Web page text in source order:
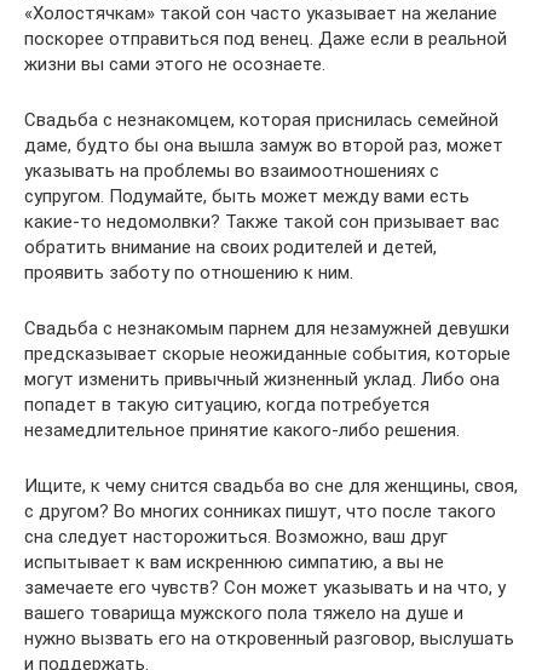
«Холостячкам» такой сон часто указывает на желание
поскорее отправиться под венец. Даже если в реальной
жизни вы сами этого не осознаете.
Свадьба с незнакомцем, которая приснилась семейной
даме, будто бы она вышла замуж во второй раз, может
указывать на проблемы во взаимоотношениях с
супругом. Подумайте, быть может между вами есть
какие-то недомолвки? Также такой сон призывает вас
обратить внимание на своих родителей и детей,
проявить заботу по отношению к ним.
Свадьба с незнакомым парнем для незамужней девушки
предсказывает скорые неожиданные события, которые
могут изменить привычный жизненный уклад. Либо она
попадет в такую ситуацию, когда потребуется
незамедлительное принятие какого-либо решения.
Ищите, к чему снится свадьба во сне для женщины, своя,
с другом? Во многих сонниках пишут, что после такого
сна следует насторожиться. Возможно, ваш друг
испытывает к вам искреннюю симпатию, а вы не
замечаете его чувств? Сон может указывать и на что, у
вашего товарища мужского пола тяжело на душе и
нужно вызвать его на откровенный разговор, выслушать
и поддержать.